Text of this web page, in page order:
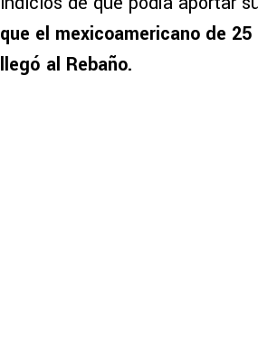
que el mexicoamericano de
llegó al Rebaño.